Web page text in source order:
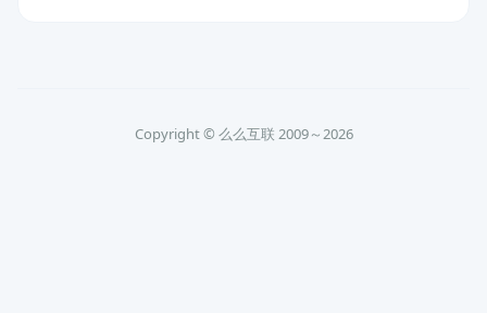
Copyright © 么么互联 2009～2026